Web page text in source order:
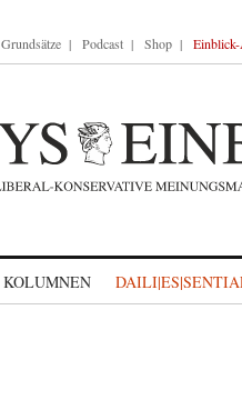
Grundsätze Podcast Shop
KOLUMNEN